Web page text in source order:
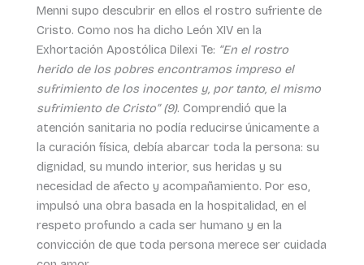
Menni supo descubrir en ellos el rostro sufriente de
Cristo. Como nos ha dicho León XIV en la
Exhortación Apostólica Dilexi Te: “En el rostro
herido de los pobres encontramos impreso el
sufrimiento de los inocentes y, por tanto, el mismo
sufrimiento de Cristo” (9). Comprendió que la
atención sanitaria no podía reducirse únicamente a
la curación física, debía abarcar toda la persona: su
dignidad, su mundo interior, sus heridas y su
necesidad de afecto y acompañamiento. Por eso,
impulsó una obra basada en la hospitalidad, en el
respeto profundo a cada ser humano y en la
convicción de que toda persona merece ser cuidada